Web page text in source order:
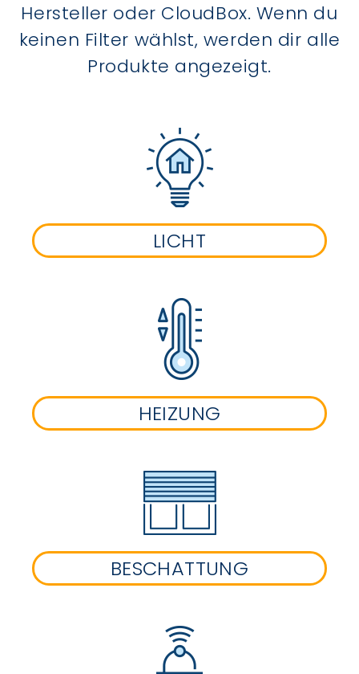
Hersteller oder CloudBox. Wenn du
keinen Filter wählst, werden dir alle
Produkte angezeigt.
LICHT
HEIZUNG
BESCHATTUNG